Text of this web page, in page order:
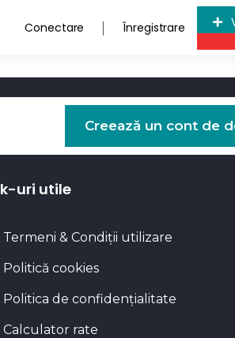
Conectare Înregistrare
Creează un cont de
uri utile
Termeni & Condiții utilizare
Politică cookies
Politica de confidențialitate
Calculator rate